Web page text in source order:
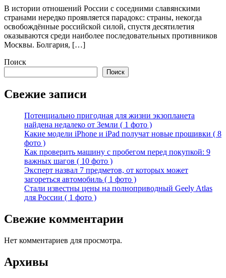
В истории отношений России с соседними славянскими
странами нередко проявляется парадокс: страны, некогда
освобождённые российской силой, спустя десятилетия
оказываются среди наиболее последовательных противников
Москвы. Болгария, […]
Поиск
Поиск
Свежие записи
Потенциально пригодная для жизни экзопланета
найдена недалеко от Земли ( 1 фото )
Какие модели iPhone и iPad получат новые прошивки ( 8
фото )
Как проверить машину с пробегом перед покупкой: 9
важных шагов ( 10 фото )
Эксперт назвал 7 предметов, от которых может
загореться автомобиль ( 1 фото )
Стали известны цены на полноприводный Geely Atlas
для России ( 1 фото )
Свежие комментарии
Нет комментариев для просмотра.
Архивы